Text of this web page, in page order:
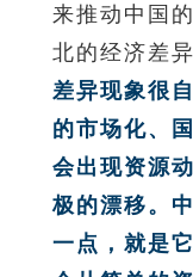
来推动中国
北的经济差
差异现象很
的市场化、
会出现资源
极的漂移。
一点，就是